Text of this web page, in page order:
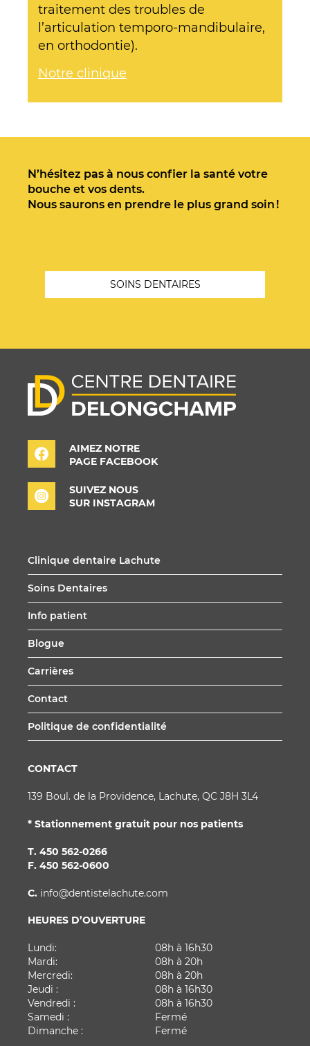
traitement des troubles de
l’articulation temporo-mandibulaire,
en orthodontie).
Notre clinique
N’hésitez pas à nous confier la santé votre
bouche et vos dents.
Nous saurons en prendre le plus grand soin !
SOINS DENTAIRES
AIMEZ NOTRE
PAGE FACEBOOK
SUIVEZ NOUS
SUR INSTAGRAM
Clinique dentaire Lachute
Soins Dentaires
Info patient
Blogue
Carrières
Contact
Politique de confidentialité
CONTACT
139 Boul. de la Providence, Lachute, QC J8H 3L4
* Stationnement gratuit pour nos patients
T. 450 562-0266
F. 450 562-0600
C. info@dentistelachute.com
HEURES D’OUVERTURE
Lundi:
08h à 16h30
Mardi:
08h à 20h
Mercredi:
08h à 20h
Jeudi :
08h à 16h30
Vendredi :
08h à 16h30
Samedi :
Fermé
Dimanche :
Fermé